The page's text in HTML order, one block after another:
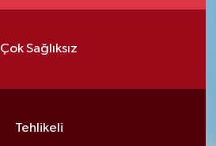
Çok Sağlıksız
Tehlikeli